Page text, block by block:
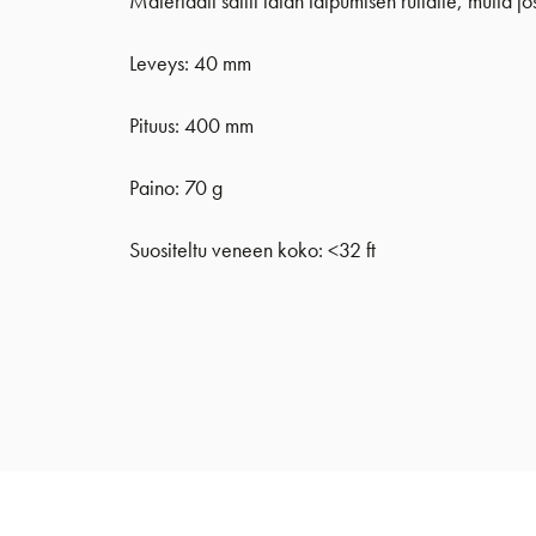
Leveys: 40 mm
Pituus: 400 mm
Paino: 70 g
Suositeltu veneen koko: <32 ft